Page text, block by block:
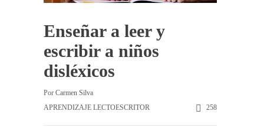
Enseñar a leer y
escribir a niños
disléxicos
Por Carmen Silva
APRENDIZAJE LECTOESCRITOR
258